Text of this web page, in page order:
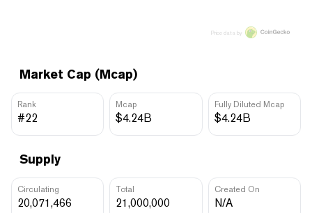
Market Cap (Mcap)
Rank
#22
Mcap
$4.24B
Fully Diluted Mcap
$4.24B
Supply
Circulating
20,071,466
Total
21,000,000
Created On
N/A
Price data by